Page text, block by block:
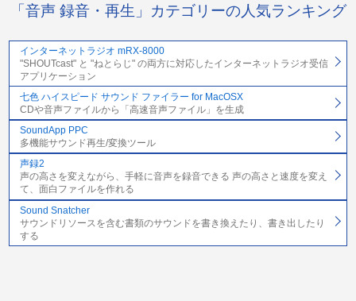
「音声 録音・再生」カテゴリーの人気ランキング
インターネットラジオ mRX-8000
"SHOUTcast" と "ねとらじ" の両方に対応したインターネットラジオ受信
アプリケーション
七色 ハイスピード サウンド ファイラー for MacOSX
CDや音声ファイルから「高速音声ファイル」を生成
SoundApp PPC
多機能サウンド再生/変換ツール
声録2
声の高さを変えながら、手軽に音声を録音できる 声の高さと速度を変え
て、面白ファイルを作れる
Sound Snatcher
サウンドリソースを含む書類のサウンドを書き換えたり、書き出したり
する